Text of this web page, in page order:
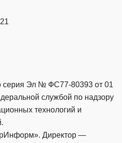
серия Эл № ФС77-80393 от 01
службой по надзору
технологий и
Директор —